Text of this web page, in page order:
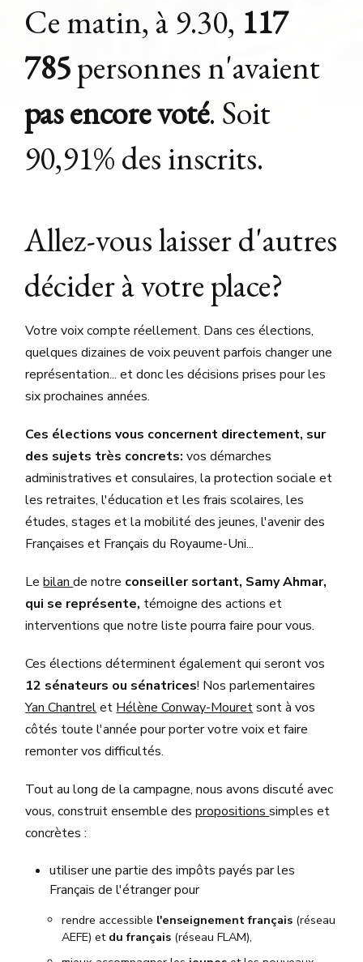
Ce matin, à 9.30, 117
785personnes n'avaient
pas encore voté. Soit
90,91% des inscrits.
Allez-vous laisser d'autres
décider à votre place?
Votre voix compte réellement. Dans ces élections,
quelques dizaines de voix peuvent parfois changer une
représentation... et donc les décisions prises pour les
six prochaines années.
Ces élections vous concernent directement, sur
des sujets très concrets:vos démarches
administratives et consulaires, la protection sociale et
les retraites, l'éducation et les frais scolaires, les
études, stages et la mobilité des jeunes, l'avenir des
Françaises et Français du Royaume-Uni...
Lebilande notre conseiller sortant, Samy Ahmar,
qui se représente, témoigne des actions et
interventions que notre liste pourra faire pour vous.
Ces élections déterminent également qui seront vos
12 sénateurs ou sénatrices! Nos parlementaires
Yan Chantrelet Hélène Conway-Mouretsont à vos
côtés toute l'année pour porter votre voix et faire
remonter vos difficultés.
Tout au long de la campagne, nous avons discuté avec
vous, construit ensemble despropositionssimples et
concrètes :
utiliser une partie des impôts payés par les
Français de l'étranger pour
rendre accessible l'enseignement français (réseau
AEFE) et du français (réseau FLAM),